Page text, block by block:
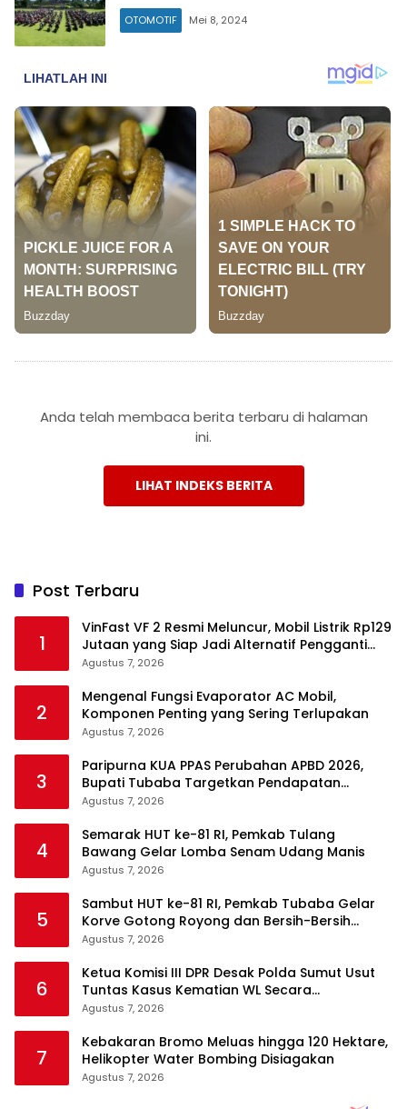
OTOMOTIF Mei 8, 2024
Anda telah membaca berita terbaru di halaman
ini.
LIHAT INDEKS BERITA
Post Terbaru
1
VinFast VF 2 Resmi Meluncur, Mobil Listrik Rp129
Jutaan yang Siap Jadi Alternatif Pengganti
Motor
Agustus 7, 2026
2
Mengenal Fungsi Evaporator AC Mobil,
Komponen Penting yang Sering Terlupakan
Agustus 7, 2026
3
Paripurna KUA PPAS Perubahan APBD 2026,
Bupati Tubaba Targetkan Pendapatan
Daerah Rp820,3 Miliar
Agustus 7, 2026
4
Semarak HUT ke-81 RI, Pemkab Tulang
Bawang Gelar Lomba Senam Udang Manis
Agustus 7, 2026
5
Sambut HUT ke-81 RI, Pemkab Tubaba Gelar
Korve Gotong Royong dan Bersih-Bersih
Serentak
Agustus 7, 2026
6
Ketua Komisi III DPR Desak Polda Sumut Usut
Tuntas Kasus Kematian WL Secara
Transparan
Agustus 7, 2026
7
Kebakaran Bromo Meluas hingga 120 Hektare,
Helikopter Water Bombing Disiagakan
Agustus 7, 2026